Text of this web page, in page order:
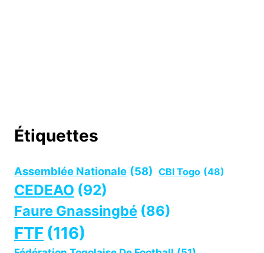
Étiquettes
Assemblée Nationale (58) CBI Togo (48)
CEDEAO (92)
Faure Gnassingbé (86)
FTF (116)